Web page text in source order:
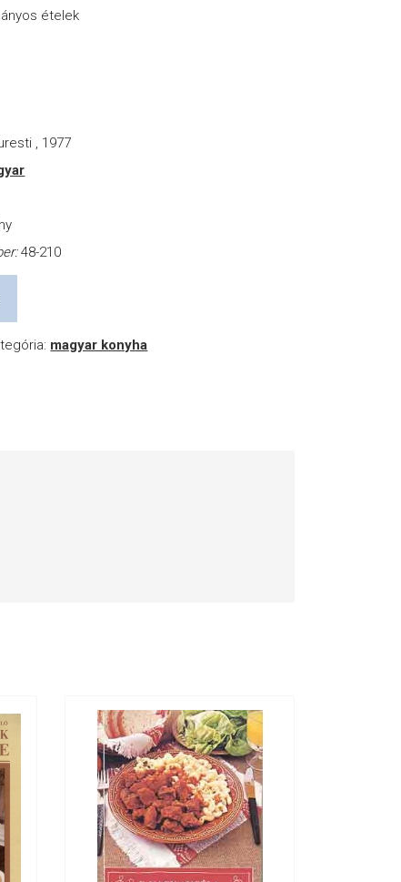
ételek
, 1977
48-210
magyar konyha